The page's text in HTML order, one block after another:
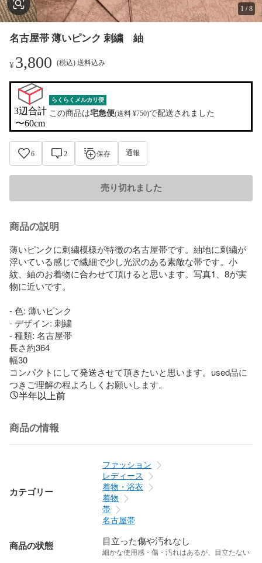
1 /8
名古屋帯 薄いピンク 刺繍 紬
¥3,800 (税込) 送料込み
3辺合計
〜60cm
らくらくメルカリ便
この商品は宅急便(送料 ¥750)で配送されました
6 2 保存 通報
売り切れました
商品の説明
薄いピンクに刺繍模様が特徴の名古屋帯です。紬地に刺繍が
浮いている感じで繊細で少し光沢のある素敵な帯です。小
紋、紬のお着物に合わせて頂けると思います。写真1、8が実
物に近いです。
- 色: 薄いピンク
- デザイン: 刺繍
- 種類: 名古屋帯
長さ約364
幅30
コンパクトにして発送させて頂きたいと思います。used品に
つきご理解の程よろしくお願いします。
半年以上前
商品の情報
カテゴリー
ファッション
レディース
着物・浴衣
着物
帯
名古屋帯
商品の状態 目立った傷や汚れなし
細かな使用感・傷・汚れはあるが、目立たない